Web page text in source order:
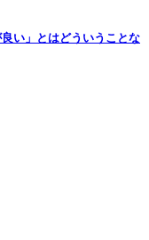
い」とはどういうことな